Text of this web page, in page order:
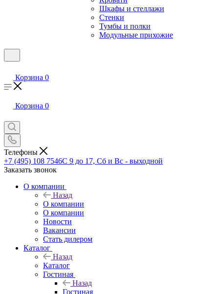
Шкафы и стеллажи
Стенки
Тумбы и полки
Модульные прихожие
Корзина 0
Корзина 0
Телефоны
+7 (495) 108 7546С 9 до 17, Сб и Вс - выходной
Заказать звонок
О компании
Назад
О компании
О компании
Новости
Вакансии
Стать дилером
Каталог
Назад
Каталог
Гостиная
Назад
Гостиная